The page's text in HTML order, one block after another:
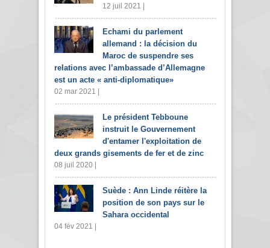
12 juil 2021 |
Echami du parlement
allemand : la décision du
Maroc de suspendre ses
relations avec l’ambassade d’Allemagne
est un acte « anti-diplomatique»
02 mar 2021 |
Le président Tebboune
instruit le Gouvernement
d'entamer l'exploitation de
deux grands gisements de fer et de zinc
08 juil 2020 |
Suède : Ann Linde réitère la
position de son pays sur le
Sahara occidental
04 fév 2021 |